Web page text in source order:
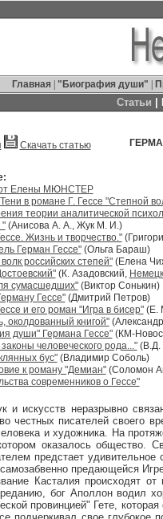
Главная "Биография души"
Статьи |
Скачать статью
Елены МЮНСТЕР
в романе Г. Гессе "Степной
теории аналитической
"(Анисова А. А., Жук М. И.)
Жизнь и творчество."
Герман Гессе"(Ольга Бараш)
российских степей"(Елена
(К. Азадовский,
сумасшедших"(Виктор Сонькин)
Гессе"(Дмитрий Петров)
и его роман "Игра в бисер"(Е.
околдованный книгой"
души" Германа Гессе"(КМ-
человеческого рода..."(В.Д.
бус"(Владимир Соболь)
к роману "Демиан"(Соломон
современников о Гессе"
и искусств неразрывно
честных писателей своего
и художника. На
оказалось общество.
предстает
предающейся
Касталия происходят от
бог Аполлон водил
провинцией" Гете,